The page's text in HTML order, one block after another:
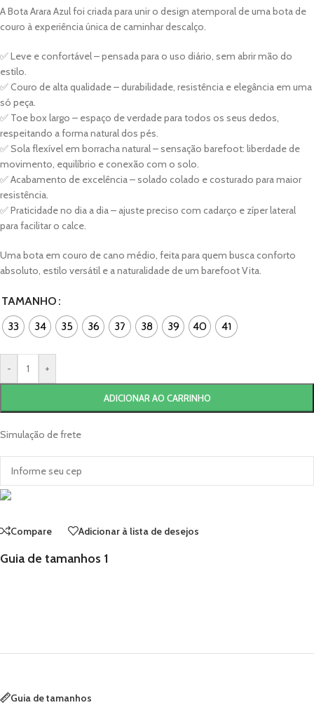
A Bota Arara Azul foi criada para unir o design atemporal de uma bota de
couro à experiência única de caminhar descalço.
✅ Leve e confortável – pensada para o uso diário, sem abrir mão do
estilo.
✅ Couro de alta qualidade – durabilidade, resistência e elegância em uma
só peça.
✅ Toe box largo – espaço de verdade para todos os seus dedos,
respeitando a forma natural dos pés.
✅ Sola flexível em borracha natural – sensação barefoot: liberdade de
movimento, equilíbrio e conexão com o solo.
✅ Acabamento de excelência – solado colado e costurado para maior
resistência.
✅ Praticidade no dia a dia – ajuste preciso com cadarço e zíper lateral
para facilitar o calce.
Uma bota em couro de cano médio, feita para quem busca conforto
absoluto, estilo versátil e a naturalidade de um barefoot Vita.
TAMANHO
33
34 35 36 37 38 39 40 41
- +
ADICIONAR AO CARRINHO
Simulação de frete
Compare Adicionar à lista de desejos
Guia de tamanhos 1
Guia de tamanhos